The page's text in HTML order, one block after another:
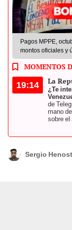
Pagos MPPE,
montos oficiales y
Gestor/El Diario
MOMENTOS
19:14 La
¿Te
de
mano
sobre el
Sergio